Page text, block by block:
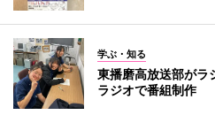
学ぶ・知る
東播磨高放送部が
ラジオで番組制作